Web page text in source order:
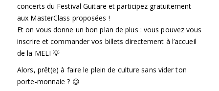
concerts du Festival Guitare et participez gratuitement
aux MasterClass proposées !
Et on vous donne un bon plan de plus : vous pouvez vous
inscrire et commander vos billets directement à l’accueil
de la MELI 💡
Alors, prêt(e) à faire le plein de culture sans vider ton
porte-monnaie ? 😉